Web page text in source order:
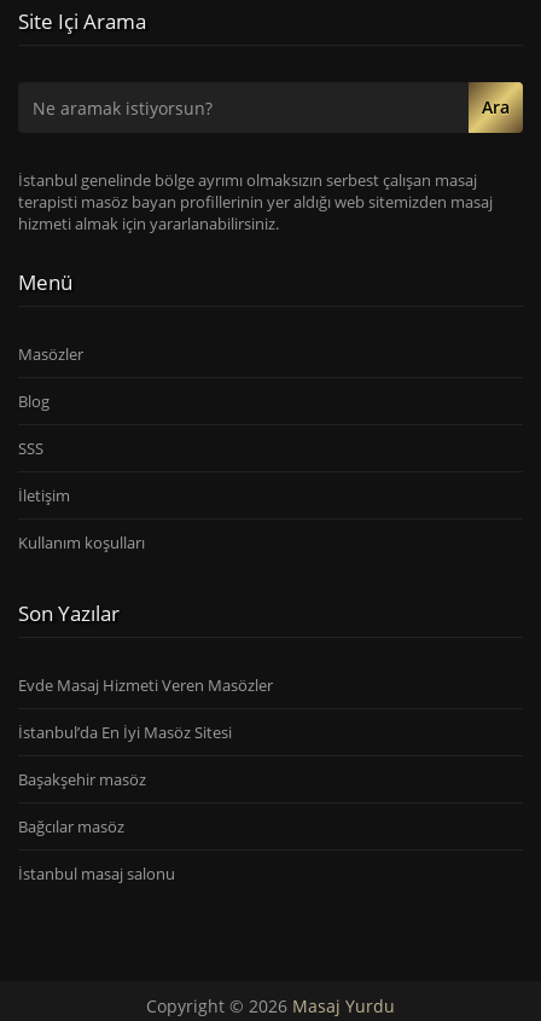
Site Içi Arama
Ara
İstanbul genelinde bölge ayrımı olmaksızın serbest çalışan masaj
terapisti masöz bayan profillerinin yer aldığı web sitemizden masaj
hizmeti almak için yararlanabilirsiniz.
Menü
Masözler
Blog
SSS
İletişim
Kullanım koşulları
Son Yazılar
Evde Masaj Hizmeti Veren Masözler
İstanbul’da En İyi Masöz Sitesi
Başakşehir masöz
Bağcılar masöz
İstanbul masaj salonu
Copyright © 2026 Masaj Yurdu